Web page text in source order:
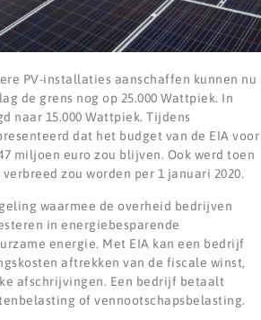
PV-installaties aanschaffen kunnen nu
de grens nog op 25.000 Wattpiek. In
naar 15.000 Wattpiek. Tijdens
dat het budget van de EIA voor
miljoen euro zou blijven. Ook werd toen
zou worden per 1 januari 2020.
waarmee de overheid bedrijven
in energiebesparende
energie. Met EIA kan een bedrijf
aftrekken van de fiscale winst,
afschrijvingen. Een bedrijf betaalt
of vennootschapsbelasting.